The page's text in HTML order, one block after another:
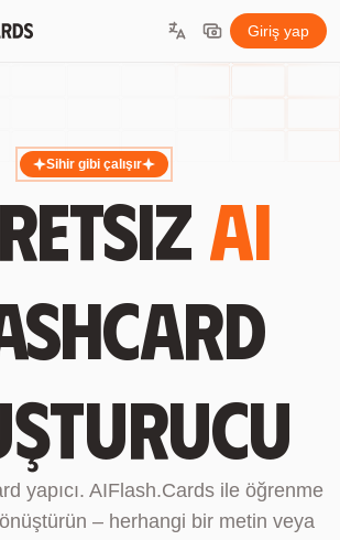
Giriş yap
Sihir gibi çalışır
AI
yapıcı. AIFlash.Cards ile öğrenme
– herhangi bir metin veya